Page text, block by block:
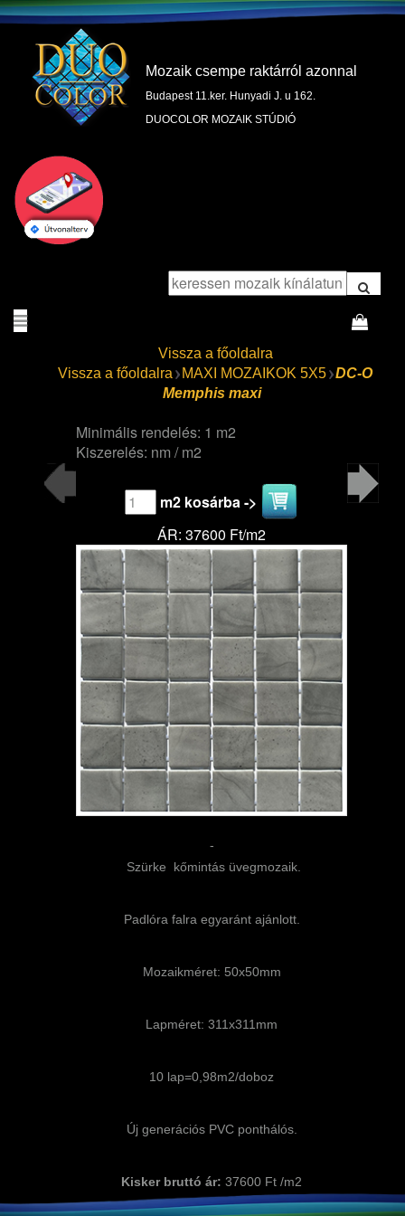
Mozaik csempe raktárról azonnal
Budapest 11.ker. Hunyadi J. u 162.
DUOCOLOR MOZAIK STÚDIÓ
Vissza a főoldalra
Vissza a főoldalra
MAXI MOZAIKOK 5X5 DC-O
Memphis maxi
Minimális rendelés: 1 m2
Kiszerelés: nm / m2
m2 kosárba ->
ÁR: 37600 Ft/m2
-
Szürke kőmintás üvegmozaik.
Padlóra falra egyaránt ajánlott.
Mozaikméret: 50x50mm
Lapméret: 311x311mm
10 lap=0,98m2/doboz
Új generációs PVC ponthálós.
Kisker bruttó ár: 37600 Ft /m2